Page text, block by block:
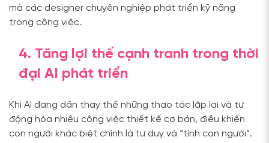
mà các designer chuyên nghiệp phát triển kỹ năng
trong công việc.
4. Tăng lợi thế cạnh tranh trong thời
đại AI phát triển
Khi AI đang dần thay thế những thao tác lặp lại và tự
động hóa nhiều công việc thiết kế cơ bản, điều khiến
con người khác biệt chính là tư duy và “tính con người”.